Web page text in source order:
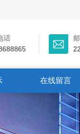
话
在线留言